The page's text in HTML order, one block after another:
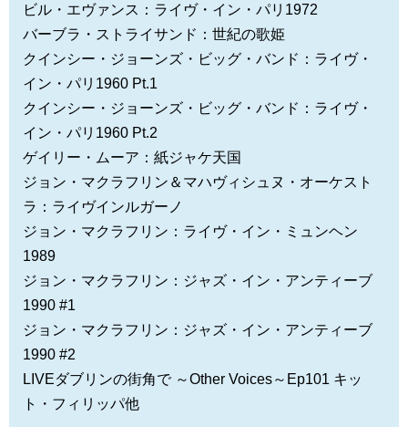
ビル・エヴァンス：ライヴ・イン・パリ1972
バーブラ・ストライサンド：世紀の歌姫
クインシー・ジョーンズ・ビッグ・バンド：ライヴ・
イン・パリ1960 Pt.1
クインシー・ジョーンズ・ビッグ・バンド：ライヴ・
イン・パリ1960 Pt.2
ゲイリー・ムーア：紙ジャケ天国
ジョン・マクラフリン＆マハヴィシュヌ・オーケスト
ラ：ライヴインルガーノ
ジョン・マクラフリン：ライヴ・イン・ミュンヘン
1989
ジョン・マクラフリン：ジャズ・イン・アンティーブ
1990 #1
ジョン・マクラフリン：ジャズ・イン・アンティーブ
1990 #2
LIVEダブリンの街角で ～Other Voices～Ep101 キッ
ト・フィリッパ他